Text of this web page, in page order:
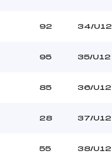
92 34/U12
95 35/U12
85 36/U12
28 37/U12
55 38/U12